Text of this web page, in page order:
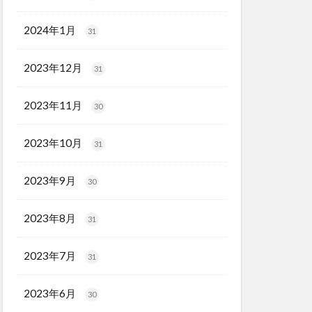
2024年1月 31
2023年12月 31
2023年11月 30
2023年10月 31
2023年9月 30
2023年8月 31
2023年7月 31
2023年6月 30